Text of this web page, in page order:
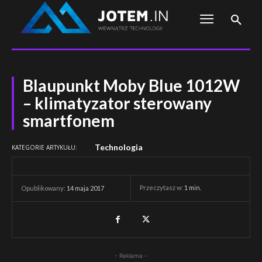
Blaupunkt Moby Blue 1012W
– klimatyzator sterowany
smartfonem
KATEGORIE ARTYKUŁU: Technologia
Opublikowany: 14 maja 2017 Przeczytasz w: 1 min.
- Reklama -